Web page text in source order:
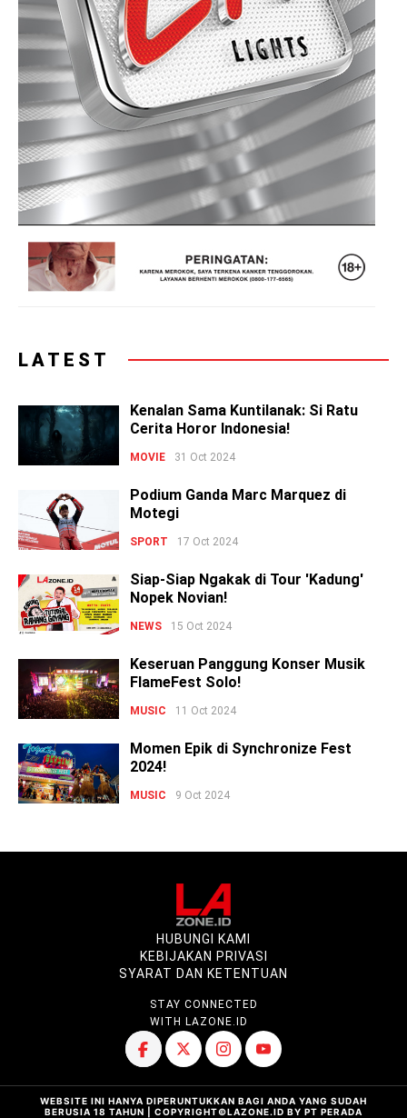
LATEST
Kenalan Sama Kuntilanak: Si Ratu
Cerita Horor Indonesia!
MOVIE 31 Oct 2024
Podium Ganda Marc Marquez di
Motegi
SPORT 17 Oct 2024
Siap-Siap Ngakak di Tour 'Kadung'
Nopek Novian!
NEWS 15 Oct 2024
Keseruan Panggung Konser Musik
FlameFest Solo!
MUSIC 11 Oct 2024
Momen Epik di Synchronize Fest
2024!
MUSIC 9 Oct 2024
HUBUNGI KAMI
KEBIJAKAN PRIVASI
SYARAT DAN KETENTUAN
STAY CONNECTED
WITH LAZONE.ID
WEBSITE INI HANYA DIPERUNTUKKAN BAGI ANDA YANG SUDAH
BERUSIA 18 TAHUN | COPYRIGHT©LAZONE.ID BY PT PERADA